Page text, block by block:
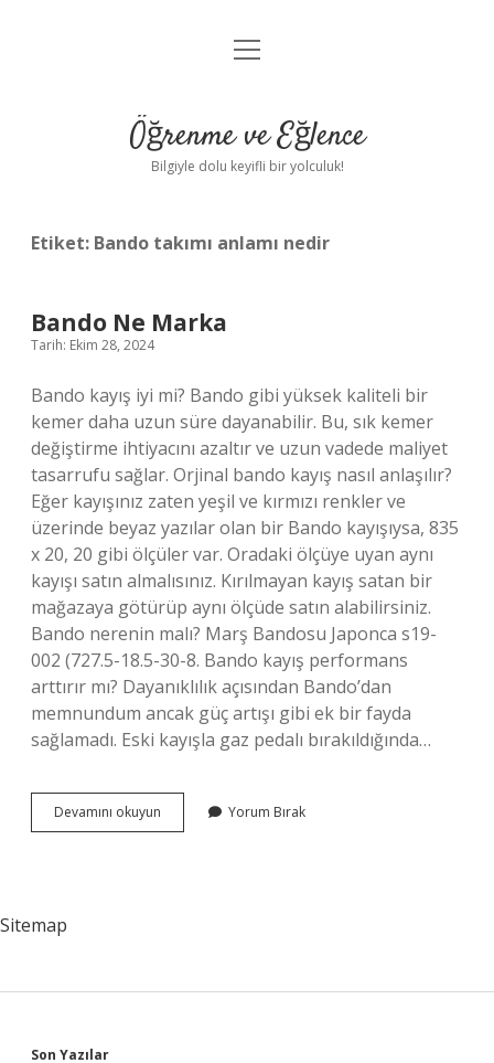
Anasayfa
Yasal Uyarı
menüyü
Öğrenme ve Eğlence
Bilgiyle dolu keyifli bir yolculuk!
Etiket: Bando takımı anlamı nedir
Bando Ne Marka
Tarih: Ekim 28, 2024
Bando kayış iyi mi? Bando gibi yüksek kaliteli bir
kemer daha uzun süre dayanabilir. Bu, sık kemer
değiştirme ihtiyacını azaltır ve uzun vadede maliyet
tasarrufu sağlar. Orjinal bando kayış nasıl anlaşılır?
Eğer kayışınız zaten yeşil ve kırmızı renkler ve
üzerinde beyaz yazılar olan bir Bando kayışıysa, 835
x 20, 20 gibi ölçüler var. Oradaki ölçüye uyan aynı
kayışı satın almalısınız. Kırılmayan kayış satan bir
mağazaya götürüp aynı ölçüde satın alabilirsiniz.
Bando nerenin malı? Marş Bandosu Japonca s19-
002 (727.5-18.5-30-8. Bando kayış performans
arttırır mı? Dayanıklılık açısından Bando’dan
memnundum ancak güç artışı gibi ek bir fayda
sağlamadı. Eski kayışla gaz pedalı bırakıldığında…
Devamını okuyun
Ne
Yorum Bırak
Sitemap
Son Yazılar